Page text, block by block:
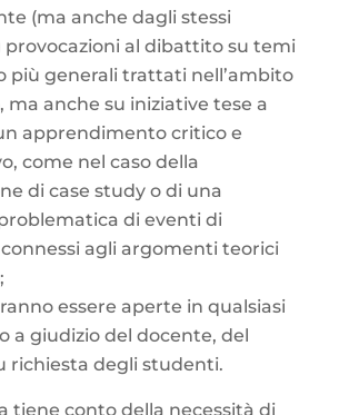
(ma anche dagli stessi
al dibattito su temi
più generali trattati nell’ambito
ma anche su iniziative tese a
apprendimento critico e
come nel caso della
di case study o di una
di eventi di
agli argomenti teorici
essere aperte in qualsiasi
a giudizio del docente, del
richiesta degli studenti.
tiene conto della necessità di